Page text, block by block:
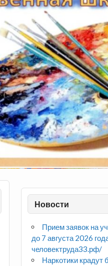
Новости
Прием заявок на
до 7 августа 2026
человектруда33.рф/
Наркотики крадут